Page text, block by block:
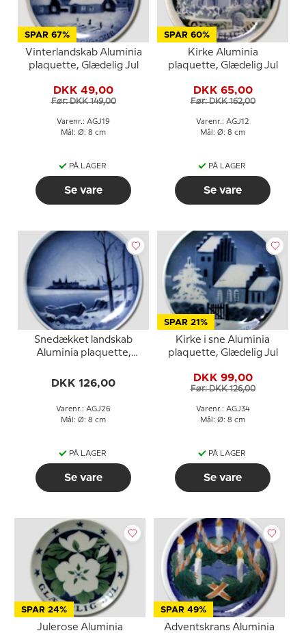
SPAR 67%
Vinterlandskab Aluminia
plaquette, Glædelig Jul
DKK 49,00
Før: DKK 149,00
Varenr.: AGJ19
Mål: Ø: 8 cm
PÅ LAGER
Se vare
SPAR 60%
Kirke Aluminia
plaquette, Glædelig Jul
DKK 65,00
Før: DKK 162,00
Varenr.: AGJ12
Mål: Ø: 8 cm
PÅ LAGER
Se vare
Snedækket landskab
Aluminia plaquette,
DKK 126,00
Varenr.: AGJ26
Mål: Ø: 8 cm
PÅ LAGER
Se vare
SPAR 21%
Kirke i sne Aluminia
plaquette, Glædelig Jul
DKK 99,00
Før: DKK 126,00
Varenr.: AGJ34
Mål: Ø: 8 cm
PÅ LAGER
Se vare
SPAR 24%
Julerose Aluminia
SPAR 49%
Adventskrans Aluminia